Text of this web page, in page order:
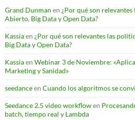
Grand Dunman en ¿Por qué son
Abierto, Big Data y Open Data?
Kassiaen ¿Por qué son relevantes las
Big Data y Open Data?
Kassiaen Webinar 3 de Noviembre:
Marketing y Sanidad»
seedanceen Cuando los algoritmos se
Seedance 2.5 video workflowen
batch, tiempo real y Lambda